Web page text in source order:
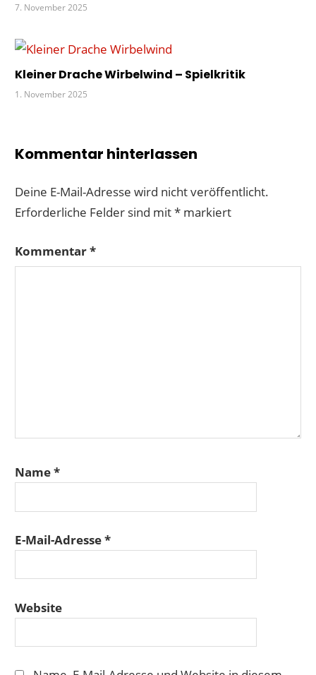
7. November 2025
Kleiner Drache Wirbelwind – Spielkritik
1. November 2025
Kommentar hinterlassen
Deine E-Mail-Adresse wird nicht veröffentlicht.
Erforderliche Felder sind mit* markiert
Kommentar*
Name*
E-Mail-Adresse*
Website